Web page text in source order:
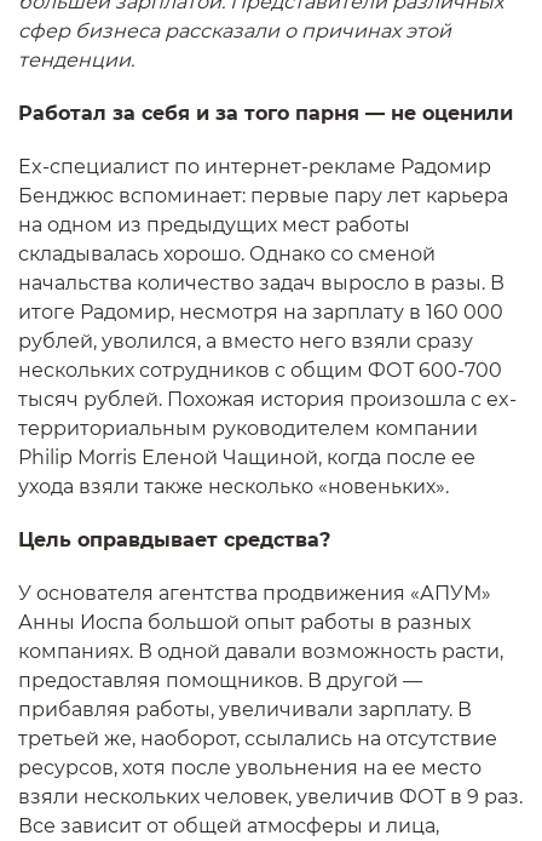
сфер бизнеса рассказали о причинах этой
тенденции.
Работал за себя и за того парня — не оценили
Ex-специалист по интернет-рекламе Радомир
Бенджюс вспоминает: первые пару лет карьера
на одном из предыдущих мест работы
складывалась хорошо. Однако со сменой
начальства количество задач выросло в разы. В
итоге Радомир, несмотря на зарплату в 160 000
рублей, уволился, а вместо него взяли сразу
нескольких сотрудников с общим ФОТ 600-700
тысяч рублей. Похожая история произошла с ex-
территориальным руководителем компании
Philip Morris Еленой Чащиной, когда после ее
ухода взяли также несколько «новеньких».
Цель оправдывает средства?
У основателя агентства продвижения «АПУМ»
Анны Иоспа большой опыт работы в разных
компаниях. В одной давали возможность расти,
предоставляя помощников. В другой —
прибавляя работы, увеличивали зарплату. В
третьей же, наоборот, ссылались на отсутствие
ресурсов, хотя после увольнения на ее место
взяли нескольких человек, увеличив ФОТ в 9 раз.
Все зависит от общей атмосферы и лица,